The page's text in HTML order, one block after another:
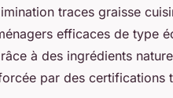
traces graisse
efficaces de type
à des ingrédients
par des certifications